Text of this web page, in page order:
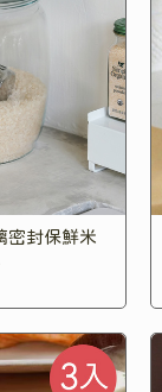
密封保鮮米